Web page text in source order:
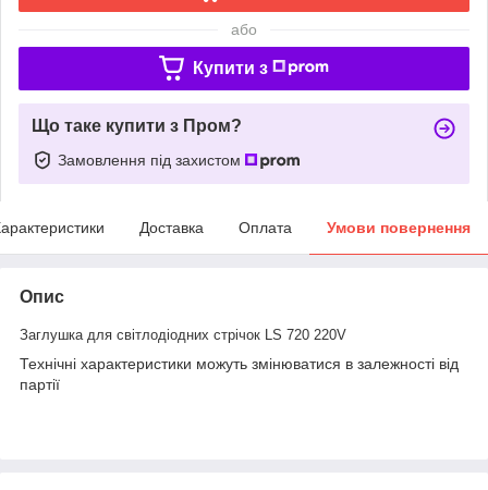
або
Купити з
Що таке купити з Пром?
Замовлення під захистом
Доставка Оплата Умови повернення
Опис
Заглушка для світлодіодних стрічок LS 720 220V
Технічні характеристики можуть змінюватися в залежності від
партії